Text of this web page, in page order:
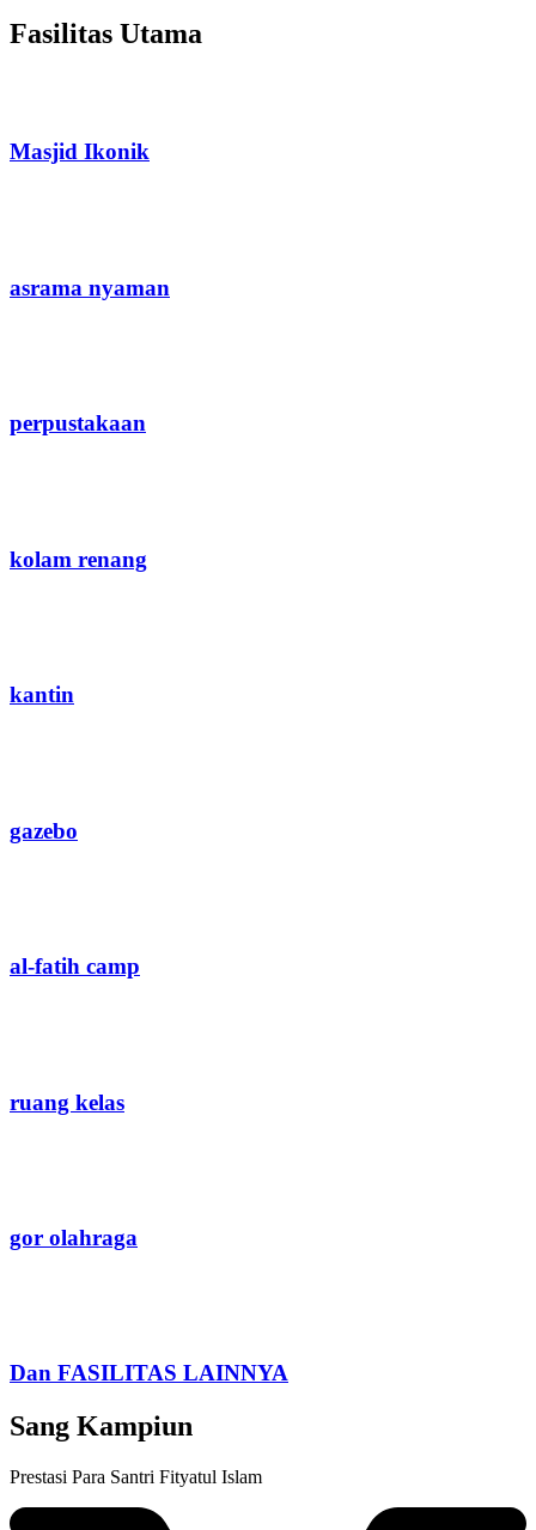
Fasilitas Utama
Masjid Ikonik
asrama nyaman
perpustakaan
kolam renang
kantin
gazebo
al-fatih camp
ruang kelas
gor olahraga
Dan FASILITAS LAINNYA
Sang Kampiun
Prestasi Para Santri Fityatul Islam